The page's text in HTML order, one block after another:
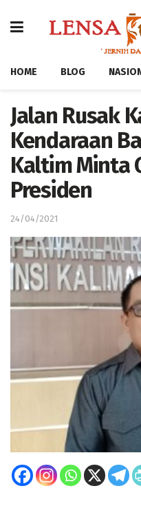
HOME BLOG
Jalan Rusak
Kendaraan
Kaltim Minta
Presiden
24/04/2021